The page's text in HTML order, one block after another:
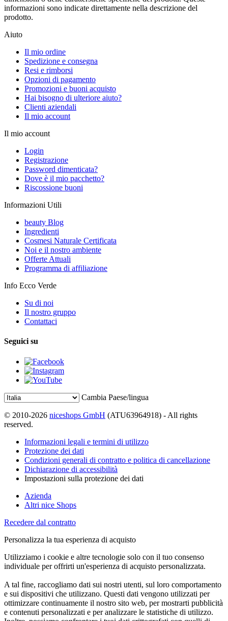
informazioni sono indicate direttamente nella descrizione del
prodotto.
Aiuto
Il mio ordine
Spedizione e consegna
Resi e rimborsi
Opzioni di pagamento
Promozioni e buoni acquisto
Hai bisogno di ulteriore aiuto?
Clienti aziendali
Il mio account
Il mio account
Login
Registrazione
Password dimenticata?
Dove è il mio pacchetto?
Riscossione buoni
Informazioni Utili
beauty Blog
Ingredienti
Cosmesi Naturale Certificata
Noi e il nostro ambiente
Offerte Attuali
Programma di affiliazione
Info Ecco Verde
Su di noi
Il nostro gruppo
Contattaci
Seguici su
Cambia Paese/lingua
© 2010-2026 niceshops GmbH (ATU63964918) - All rights
reserved.
Informazioni legali e termini di utilizzo
Protezione dei dati
Condizioni generali di contratto e politica di cancellazione
Dichiarazione di accessibilità
Impostazioni sulla protezione dei dati
Azienda
Altri nice Shops
Recedere dal contratto
Personalizza la tua esperienza di acquisto
Utilizziamo i cookie e altre tecnologie solo con il tuo consenso
individuale per offrirti un'esperienza di acquisto personalizzata.
A tal fine, raccogliamo dati sui nostri utenti, sul loro comportamento
e sui dispositivi che utilizzano. Questi dati vengono utilizzati per
ottimizzare continuamente il nostro sito web, per mostrarti pubblicità
e contenuti personalizzati e per analizzare le statistiche di utilizzo.